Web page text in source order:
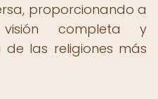
proporcionando a
completa y
las religiones más